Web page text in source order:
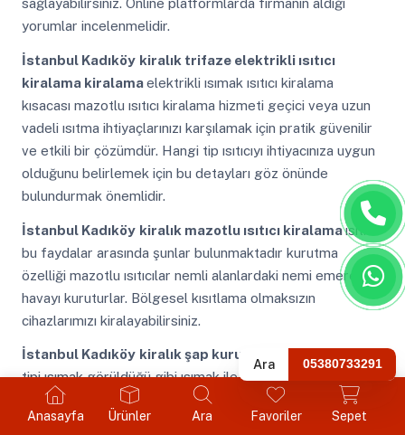
Anasayfa Ürünler Ara Favoriler Sepet
sağlayabilirsiniz. Online platformlarda firmanın aldığı
yorumlar incelenmelidir.
İstanbul Kadıköy kiralık trifaze elektrikli ısıtıcı
kiralama kiralamaelektrikli ısımak ısıtıcı kiralama
kısacası mazotlu ısıtıcı kiralama hizmeti geçici veya uzun
vadeli ısıtma ihtiyaçlarınızı karşılamak için pratik güvenilir
ve etkili bir çözümdür. Hangi tip ısıtıcıyı ihtiyacınıza uygun
olduğunu belirlemek için bu detayları göz önünde
bulundurmak önemlidir.
İstanbul Kadıköy kiralık mazotlu ısıtıcı kiralamaısıtıcı
bu faydalar arasında şunlar bulunmaktadır kurutma
özelliği mazotlu ısıtıcılar nemli alanlardaki nemi emerek
havayı kuruturlar. Bölgesel kısıtlama olmaksızın
cihazlarımızı kiralayabilirsiniz.
İstanbul Kadıköy kiralık şap kurutma kiralama
tipi ısımak görüldüğü gibi ısımak ile işyerinde kokusuz bir
şekilde ısınmak mümkündür. Bu da işlerin hızlı bir şekilde
ilerlemesini sağlar.
Ara 05380733291